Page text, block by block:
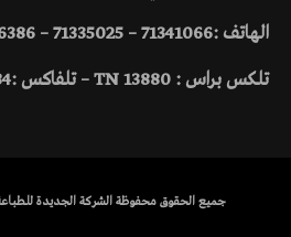
الهاتف :71341066 – 71335025 – 71336386
تلكس براس : 13880 TN – تلفاكس :71336584
جميع الحقوق محفوظة الشركة الجديدة للطباعة